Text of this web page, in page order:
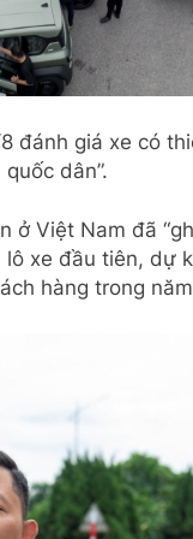
đánh giá xe có
dân”.
Việt Nam đã
xe đầu tiên, dự
hàng trong